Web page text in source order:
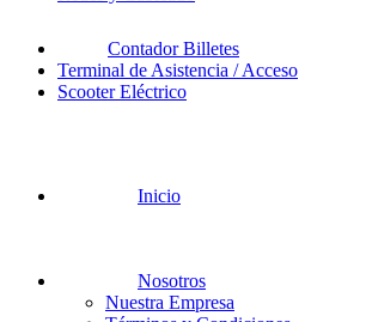
Contador Billetes
Terminal de Asistencia / Acceso
Scooter Eléctrico
Inicio
Nosotros
Nuestra Empresa